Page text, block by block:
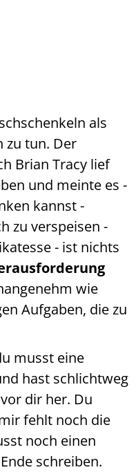
als
zu tun. Der
Brian Tracy lief
und meinte es -
kannst -
zu verspeisen -
- ist nichts
wie
Aufgaben, die zu
musst eine
hast schlichtweg
dir her. Du
fehlt noch die
noch einen
schreiben.